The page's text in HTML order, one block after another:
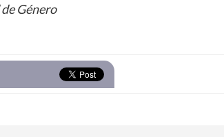
Género